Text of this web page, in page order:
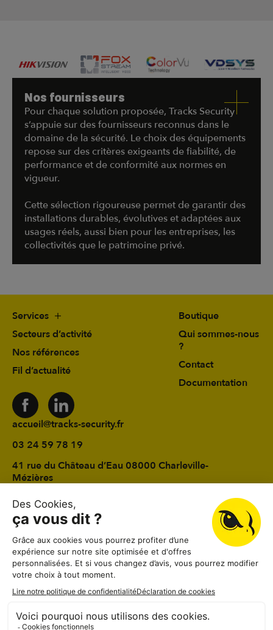
Nos fournisseurs
Pour chaque solution proposée, Tracks Security
s’appuie sur des fournisseurs reconnus dans le
domaine de la sécurité. Le choix des équipements
repose sur des critères exigeants de fiabilité, de
performance et de conformité aux normes en
vigueur.
Cette sélection rigoureuse permet de garantir des
installations durables, évolutives et adaptées aux
usages réels, aussi bien pour les entreprises, les
collectivités que le patrimoine privé.
Services
Secteurs d’activité
Nos références
Fil d’actualité
Boutique
Qui sommes-nous
?
Contact
Documentation
accueil@tracks-security.fr
03 24 59 78 19
41 rue du Château d’Eau 08000 Charleville-
Mézières
Lundi au vendredi
08:30–12:00, 13:30–18:30
Samedi
Dimanche
Mentions légales CGV
Politique de confidentialité